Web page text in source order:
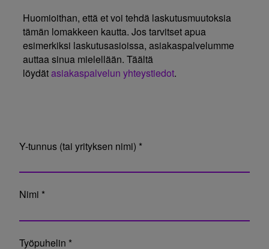
Huomioithan, että et voi tehdä laskutusmuutoksia
tämän lomakkeen kautta. Jos tarvitset apua
esimerkiksi laskutusasioissa, asiakaspalvelumme
auttaa sinua mielellään. Täältä
löydätasiakaspalvelun yhteystiedot.
Y-tunnus (tai yrityksen nimi) *
Nimi *
Työpuhelin *